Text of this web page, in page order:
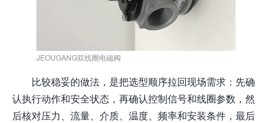
JEOUGANG双线圈电磁阀
比较稳妥的做法，是把选型顺序拉回现场需求：先确
认执行动作和安全状态，再确认控制信号和线圈参数，然
后核对压力、流量、介质、温度、频率和安装条件，最后